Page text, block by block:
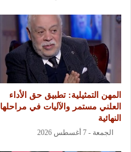
المهن التمثيلية: تطبيق حق الأداء
العلني مستمر والآليات في مراحلها
النهائية
الجمعة - 7 أغسطس 2026